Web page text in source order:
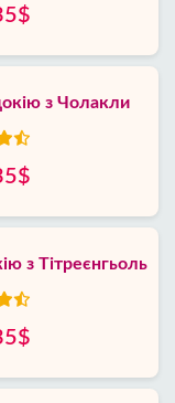
з Чолакли
з Тітреєнгьоль